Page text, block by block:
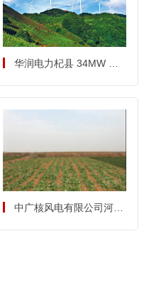
华润电力杞县 34MW 分
中广核风电有限公司河南